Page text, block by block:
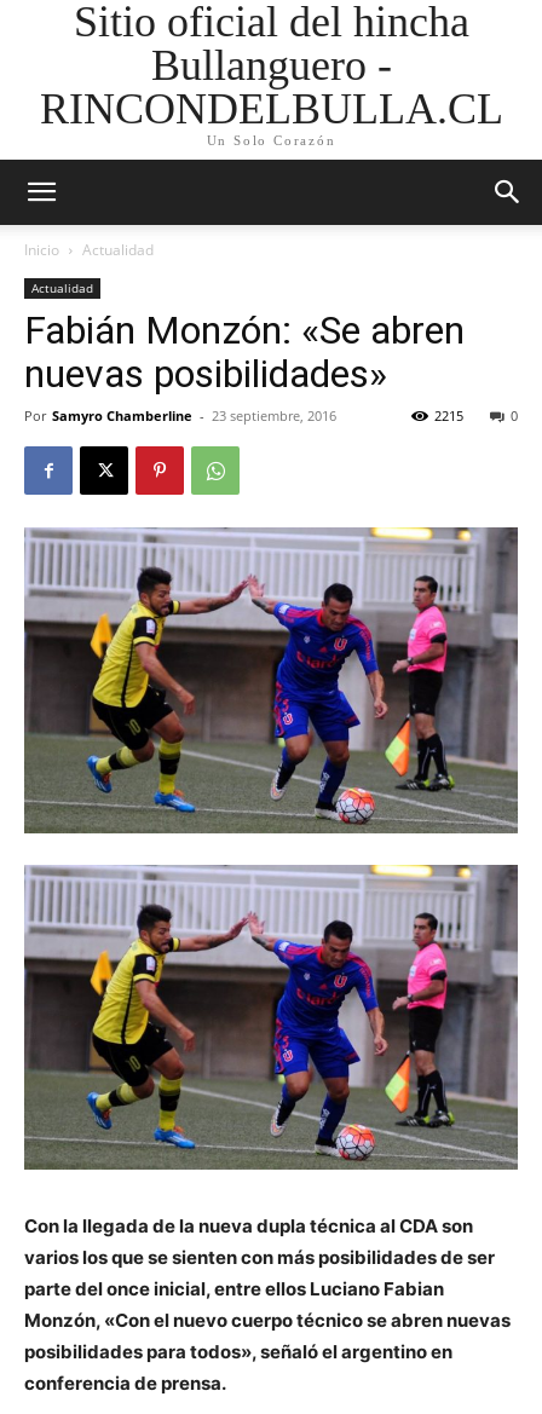
Sitio oficial del hincha
Bullanguero -
RINCONDELBULLA.CL
Un Solo Corazón
Inicio Actualidad
Actualidad
Fabián Monzón: «Se abren
nuevas posibilidades»
Por Samyro Chamberline - 23 septiembre, 2016 0
2215
Con la llegada de la nueva dupla técnica al CDA son
varios los que se sienten con más posibilidades de ser
parte del once inicial, entre ellos Luciano Fabian
Monzón, «Con el nuevo cuerpo técnico se abren nuevas
posibilidades para todos», señaló el argentino en
conferencia de prensa.